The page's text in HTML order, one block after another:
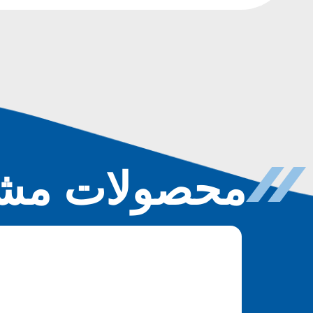
محصولات